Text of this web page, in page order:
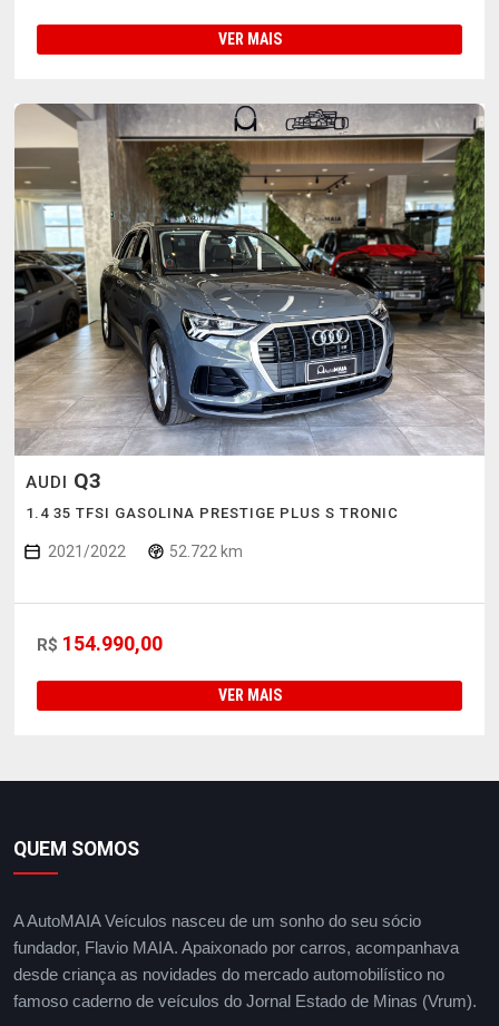
VER MAIS
AUDI Q3
1.4 35 TFSI GASOLINA PRESTIGE PLUS S TRONIC
2021/2022 52.722 km
R$ 154.990,00
VER MAIS
QUEM SOMOS
A AutoMAIA Veículos nasceu de um sonho do seu sócio
fundador, Flavio MAIA. Apaixonado por carros, acompanhava
desde criança as novidades do mercado automobilístico no
famoso caderno de veículos do Jornal Estado de Minas (Vrum).